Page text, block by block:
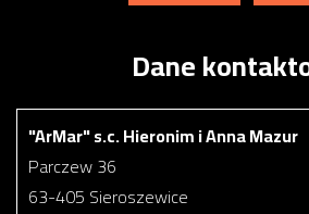
Dane
"ArMar" s.c. Hieronim i Anna Mazur
Parczew 36
63-405 Sieroszewice